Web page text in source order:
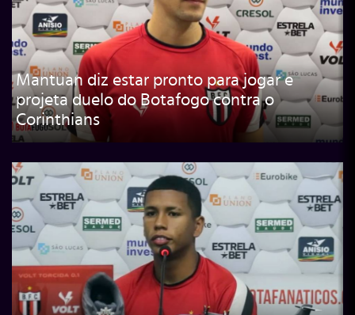
Mantuan diz estar pronto para jogar e
projeta duelo do Botafogo contra o
Corinthians